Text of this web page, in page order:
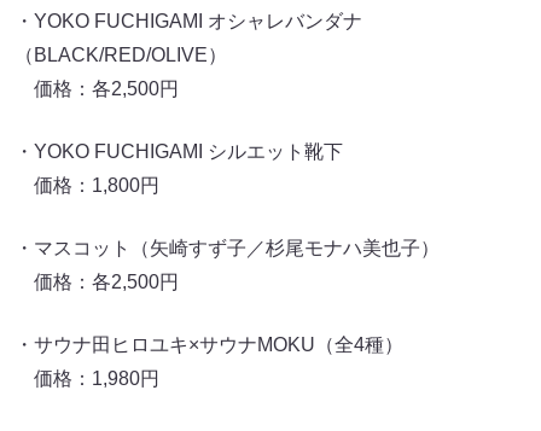
・YOKO FUCHIGAMI オシャレバンダナ
（BLACK/RED/OLIVE）
価格：各2,500円
・YOKO FUCHIGAMI シルエット靴下
価格：1,800円
・マスコット（矢崎すず子／杉尾モナハ美也子）
価格：各2,500円
・サウナ田ヒロユキ×サウナMOKU（全4種）
価格：1,980円